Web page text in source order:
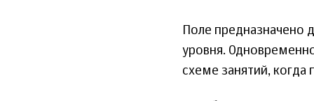
Поле предназначено
уровня.
схеме занятий,